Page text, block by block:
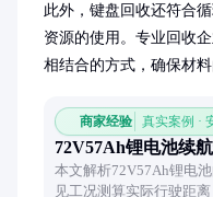
此外，键盘回收还符合
资源的使用。专业回收
相结合的方式，确保材料
商家经验 真实案例 ·
72V57Ah锂电池续
本文解析72V57Ah锂电
见工况测算实际行驶距